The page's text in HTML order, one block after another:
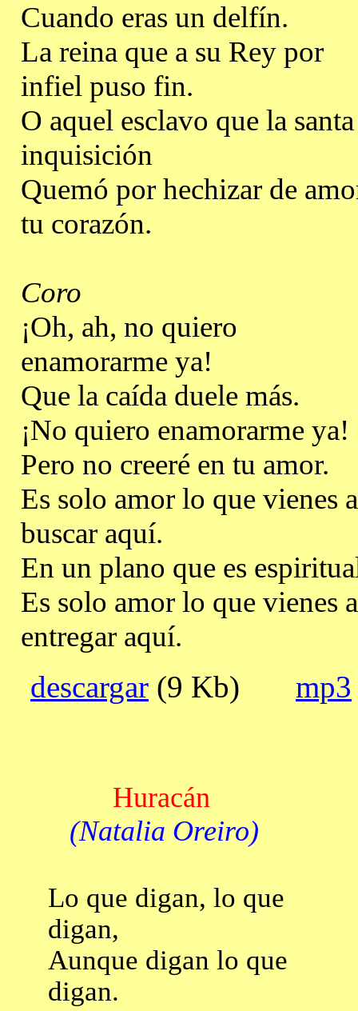
Cuando eras un delfín.
La reina que a su Rey por
infiel puso fin.
O aquel esclavo que la santa
inquisición
Quemó por hechizar de
tu corazón.
Coro
¡Oh, ah, no quiero
enamorarme ya!
Que la caída duele más.
¡No quiero enamorarme ya!
Pero no creeré en tu amor.
Es solo amor lo que vienes a
buscar aquí.
En un plano que es
Es solo amor lo que vienes a
entregar aquí.
descargar (9 Kb) mp3
Huracán
(Natalia Oreiro)
Lo que digan, lo que
digan,
Aunque digan lo que
digan.